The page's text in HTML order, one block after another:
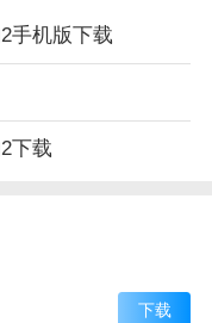
手机版下载
下载
下载